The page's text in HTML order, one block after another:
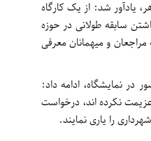
یادآور شد: از یک کارگاه
سابقه طولانی در حوزه
و میهمانان معرفی
نمایشگاه، ادامه داد:
به سفر عزیمت نکرده اند، درخواست
را یاری نمایند.